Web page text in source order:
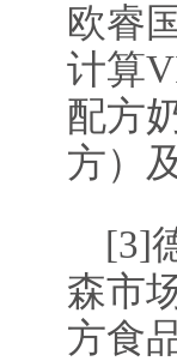
欧睿
计算
配方
方）
[3]
森市
方食